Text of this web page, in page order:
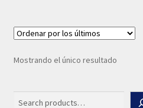
Mostrando el único resultado